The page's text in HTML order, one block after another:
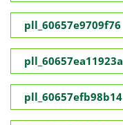
pll_60657e9709f76
pll_60657ea11923a
pll_60657efb98b14